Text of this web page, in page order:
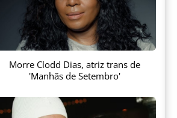
Morre Clodd Dias, atriz trans de
'Manhãs de Setembro'